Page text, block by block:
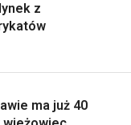
z
ma już 40